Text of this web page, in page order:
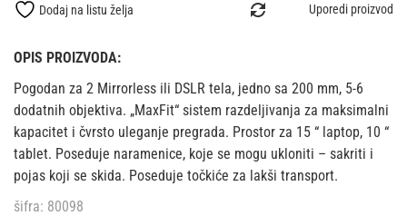
OPIS PROIZVODA:
Pogodan za 2 Mirrorless ili DSLR tela, jedno sa 200 mm, 5-6
dodatnih objektiva. „MaxFit“ sistem razdeljivanja za maksimalni
kapacitet i čvrsto uleganje pregrada. Prostor za 15 “ laptop, 10 “
tablet. Poseduje naramenice, koje se mogu ukloniti – sakriti i
pojas koji se skida. Poseduje točkiće za lakši transport.
šifra: 80098
Dodaj na listu želja Uporedi proizvod